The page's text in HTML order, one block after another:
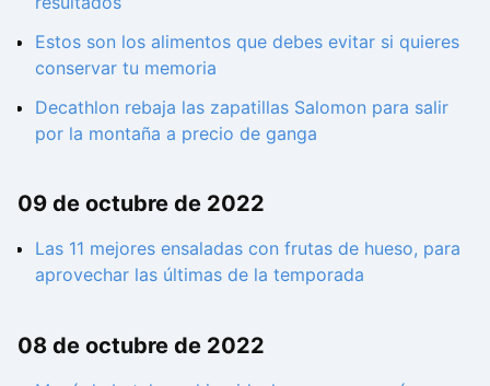
Estos son los alimentos que debes evitar si quieres
conservar tu memoria
Decathlon rebaja las zapatillas Salomon para salir
por la montaña a precio de ganga
09 de octubre de 2022
Las 11 mejores ensaladas con frutas de hueso, para
aprovechar las últimas de la temporada
08 de octubre de 2022